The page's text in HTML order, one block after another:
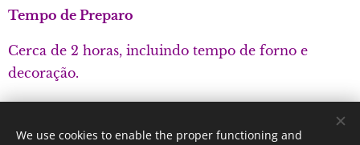
Tempo de Preparo
Cerca de 2 horas, incluindo tempo de forno e
decoração.
We use cookies to enable the proper functioning and